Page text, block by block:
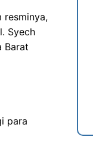
resminya,
Syech
Barat
para